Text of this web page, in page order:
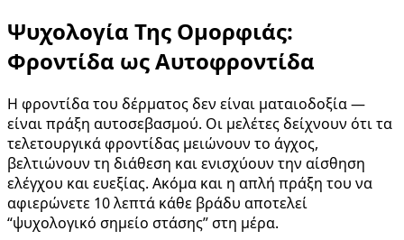
Ψυχολογία Της Ομορφιάς:
Φροντίδα ως Αυτοφροντίδα
Η φροντίδα του δέρματος δεν είναι ματαιοδοξία —
είναι πράξη αυτοσεβασμού. Οι μελέτες δείχνουν ότι τα
τελετουργικά φροντίδας μειώνουν το άγχος,
βελτιώνουν τη διάθεση και ενισχύουν την αίσθηση
ελέγχου και ευεξίας. Ακόμα και η απλή πράξη του να
αφιερώνετε 10 λεπτά κάθε βράδυ αποτελεί
“ψυχολογικό σημείο στάσης” στη μέρα.